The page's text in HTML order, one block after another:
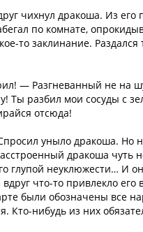
чихнул дракоша. Из его
по комнате,
то заклинание. Раздался
— Разгневанный не на
Ты разбил мои сосуды с
отсюда!
уныло дракоша. Но
дракоша
глупой неуклюжести… И
что-то привлекло
были обозначены все
Кто-нибудь из них